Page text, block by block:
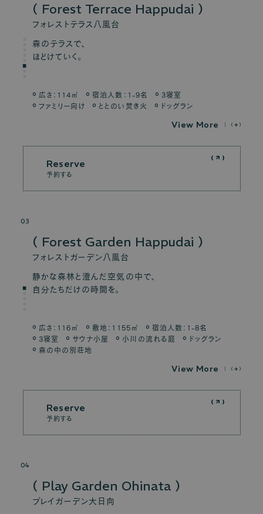
Forest Terrace Happudai
フォレストテラス八風台
森のテラスで、
ほどけていく。
広さ：114㎡ 宿泊人数：1-9名
3寝室
ファミリー向け
ととのい焚き火 ドッグラン
View More
Reserve
予約する
03
Forest Garden Happudai
フォレストガーデン八風台
静かな森林と澄んだ空気の中で、
自分たちだけの時間を。
広さ：116㎡ 敷地：1155㎡
宿泊人数：1-8名
3寝室
サウナ小屋 小川の流れる庭
ドッグラン
森の中の別荘地
View More
Reserve
予約する
04
Play Garden Ohinata
プレイガーデン大日向